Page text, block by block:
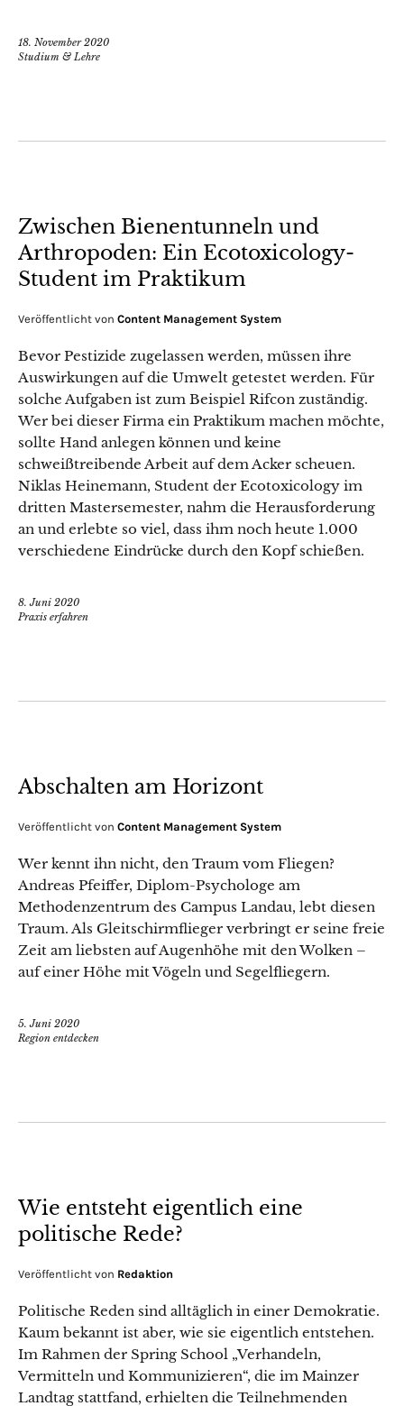
18. November 2020
Studium & Lehre
Zwischen Bienentunneln und
Arthropoden: Ein Ecotoxicology-
Student im Praktikum
Veröffentlicht von Content Management System
Bevor Pestizide zugelassen werden, müssen ihre
Auswirkungen auf die Umwelt getestet werden. Für
solche Aufgaben ist zum Beispiel Rifcon zuständig.
Wer bei dieser Firma ein Praktikum machen möchte,
sollte Hand anlegen können und keine
schweißtreibende Arbeit auf dem Acker scheuen.
Niklas Heinemann, Student der Ecotoxicology im
dritten Mastersemester, nahm die Herausforderung
an und erlebte so viel, dass ihm noch heute 1.000
verschiedene Eindrücke durch den Kopf schießen.
8. Juni 2020
Praxis erfahren
Abschalten am Horizont
Veröffentlicht von Content Management System
Wer kennt ihn nicht, den Traum vom Fliegen?
Andreas Pfeiffer, Diplom-Psychologe am
Methodenzentrum des Campus Landau, lebt diesen
Traum. Als Gleitschirmflieger verbringt er seine freie
Zeit am liebsten auf Augenhöhe mit den Wolken –
auf einer Höhe mit Vögeln und Segelfliegern.
5. Juni 2020
Region entdecken
Wie entsteht eigentlich eine
politische Rede?
Veröffentlicht von Redaktion
Politische Reden sind alltäglich in einer Demokratie.
Kaum bekannt ist aber, wie sie eigentlich entstehen.
Im Rahmen der Spring School „Verhandeln,
Vermitteln und Kommunizieren“, die im Mainzer
Landtag stattfand, erhielten die Teilnehmenden